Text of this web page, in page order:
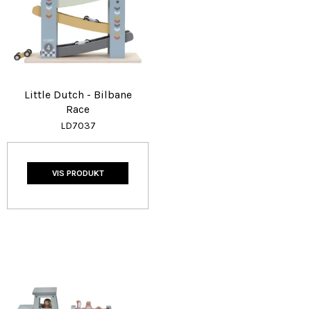
Little Dutch - Bilbane
Race
LD7037
VIS PRODUKT